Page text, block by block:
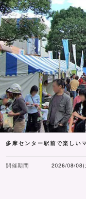
多摩センター駅前で楽しい
開催期間 2026/08/08(